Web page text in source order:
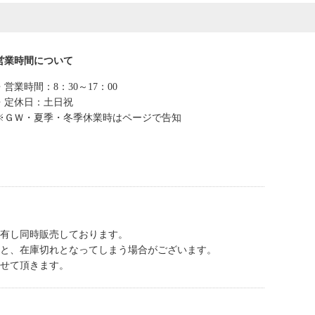
業時間について
営業時間：8：30～17：00
定休日：土日祝
Ｗ・夏季・冬季休業時はページで告知
し同時販売しております。
、在庫切れとなってしまう場合がございます。
て頂きます。